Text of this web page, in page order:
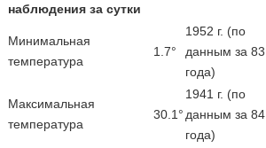
наблюдения за сутки
Минимальная
температура
1.7°
1952 г. (по
данным за 83
года)
Максимальная
температура
30.1°
1941 г. (по
данным за 84
года)